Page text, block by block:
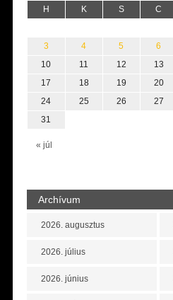
H K S C
« júl
3
4 5 6
10
11 12 13
17
18 19 20
24
25 26 27
31
Archívum
2026. augusztus
2026. július
2026. június